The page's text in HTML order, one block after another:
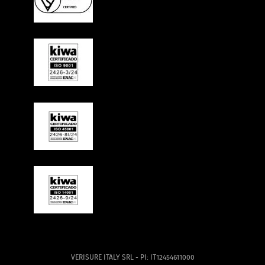
VERISURE ITALY SRL - PI: IT12454611000